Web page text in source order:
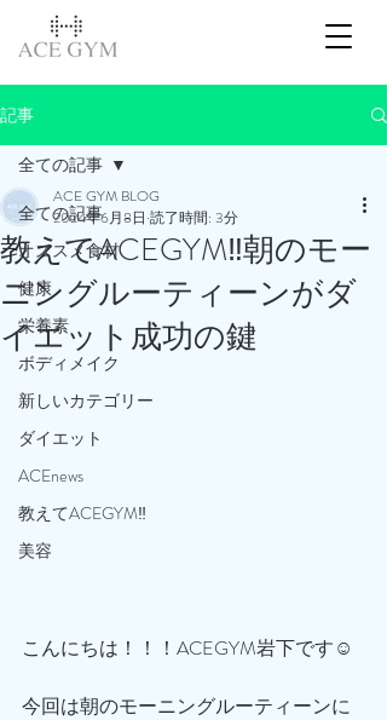
記事
全ての記事
オススメ食材
健康
栄養素
ボディメイク
新しいカテゴリー
ダイエット
ACEnews
教えてACEGYM‼️
美容
全ての記事
教えてACEGYM‼️朝のモー
ニングルーティーンがダ
イエット成功の鍵
ACE GYM BLOG
2024年6月8日 読了時間: 3分
こんにちは！！！ACEGYM岩下です☺️
今回は朝のモーニングルーティーンに